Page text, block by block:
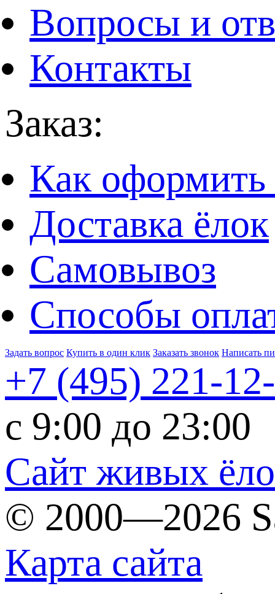
Вопросы и
Контакты
Заказ:
Как оформить
Доставка ёлок
Самовывоз
Способы
Задать вопрос Купить в один клик Заказать звонок Написать
+7 (495) 221-
c 9:00 до 23:00
Сайт живых
© 2000—2026
Карта сайта